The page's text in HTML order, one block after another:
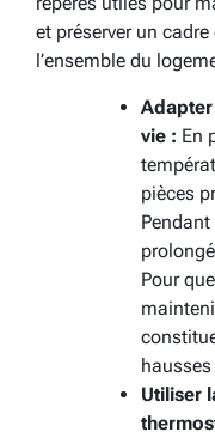
et préserver un
l’ensemble du
vie : En
pièces
Pour
Utiliser